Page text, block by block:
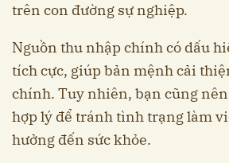
trên con đường sự nghiệp.
Nguồn thu nhập chính có dấu
tích cực, giúp bản mệnh cải
chính. Tuy nhiên, bạn cũng
hợp lý để tránh tình trạng làm
hưởng đến sức khỏe.